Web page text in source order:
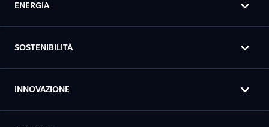
ENERGIA
SOSTENIBILITÀ
INNOVAZIONE